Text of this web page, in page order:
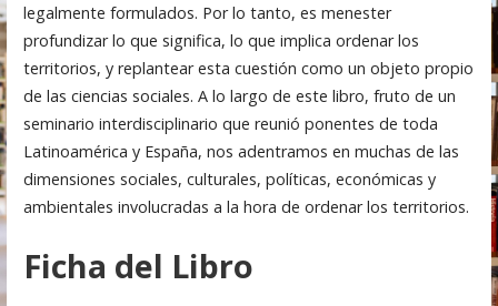
legalmente formulados. Por lo tanto, es menester
profundizar lo que significa, lo que implica ordenar los
territorios, y replantear esta cuestión como un objeto propio
de las ciencias sociales. A lo largo de este libro, fruto de un
seminario interdisciplinario que reunió ponentes de toda
Latinoamérica y España, nos adentramos en muchas de las
dimensiones sociales, culturales, políticas, económicas y
ambientales involucradas a la hora de ordenar los territorios.
Ficha del Libro